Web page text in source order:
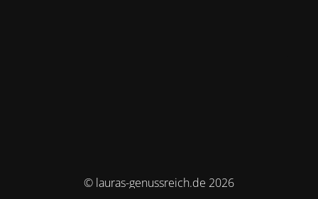
© lauras-genussreich.de 2026